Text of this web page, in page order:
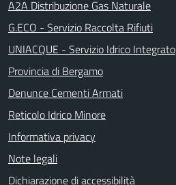
A2A Distribuzione Gas Naturale
G.ECO - Servizio Raccolta Rifiuti
UNIACQUE - Servizio Idrico Integrato
Provincia di Bergamo
Denunce Cementi Armati
Reticolo Idrico Minore
Informativa privacy
Note legali
Dichiarazione di accessibilità